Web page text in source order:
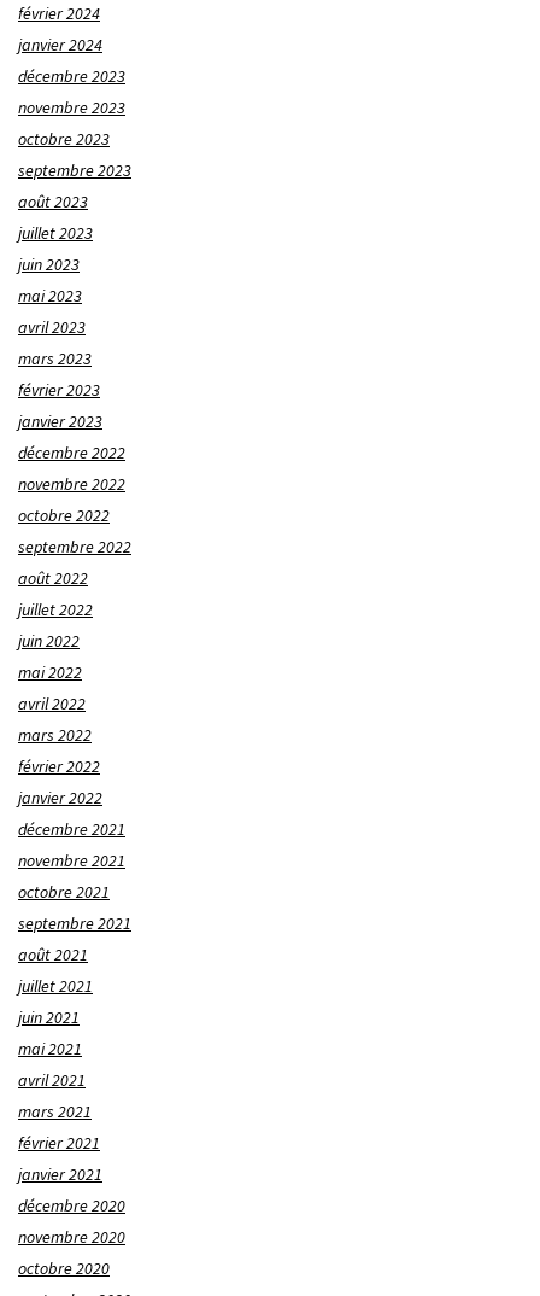
février 2024
janvier 2024
décembre 2023
novembre 2023
octobre 2023
septembre 2023
août 2023
juillet 2023
juin 2023
mai 2023
avril 2023
mars 2023
février 2023
janvier 2023
décembre 2022
novembre 2022
octobre 2022
septembre 2022
août 2022
juillet 2022
juin 2022
mai 2022
avril 2022
mars 2022
février 2022
janvier 2022
décembre 2021
novembre 2021
octobre 2021
septembre 2021
août 2021
juillet 2021
juin 2021
mai 2021
avril 2021
mars 2021
février 2021
janvier 2021
décembre 2020
novembre 2020
octobre 2020